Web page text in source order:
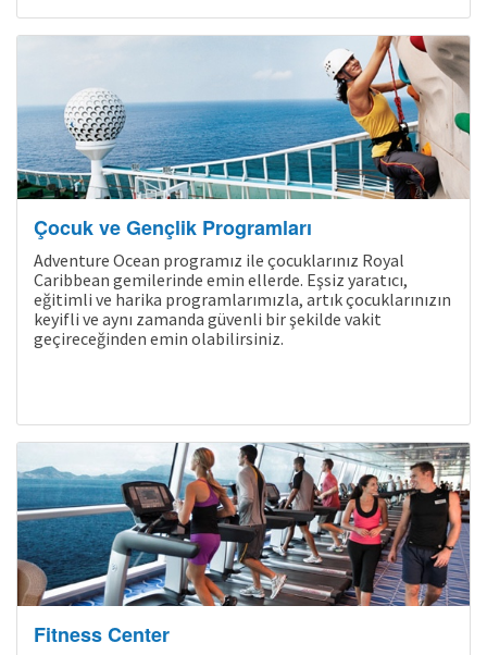
Çocuk ve Gençlik Programları
Adventure Ocean programız ile çocuklarınız Royal
Caribbean gemilerinde emin ellerde. Eşsiz yaratıcı,
eğitimli ve harika programlarımızla, artık çocuklarınızın
keyifli ve aynı zamanda güvenli bir şekilde vakit
geçireceğinden emin olabilirsiniz.
Fitness Center